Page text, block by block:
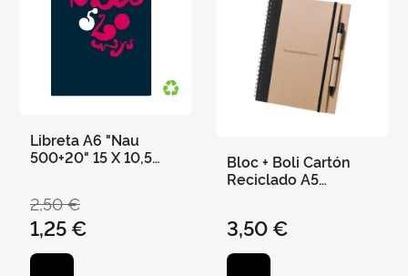
Libreta A6 "Nau
500+20" 15 X 10,5
2,50 €
1,25 €
Bloc + Boli Cartón
Reciclado A5
cm - Negro
3,50 €